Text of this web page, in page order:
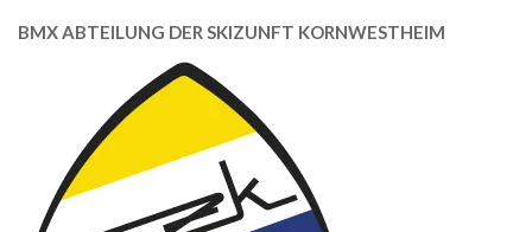
BMX ABTEILUNG DER SKIZUNFT KORNWESTHEIM